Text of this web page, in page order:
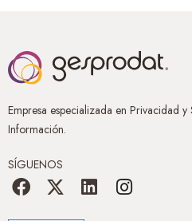
Empresa especializada en Privacidad
Información.
SÍGUENOS